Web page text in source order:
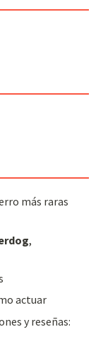
más raras
,
actuar
y reseñas: